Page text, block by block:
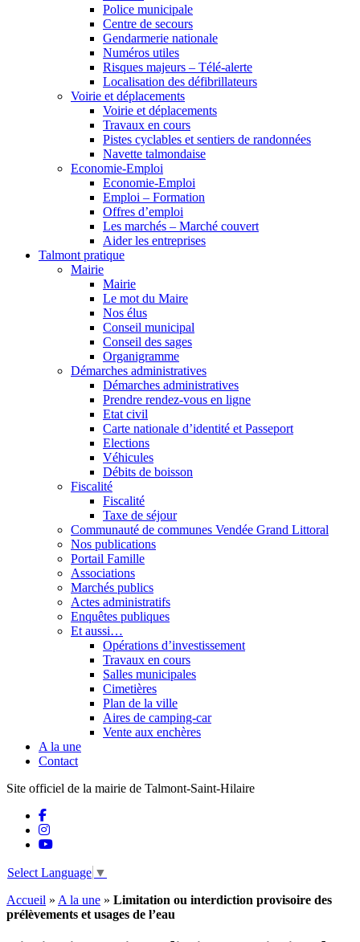
Police municipale
Centre de secours
Gendarmerie nationale
Numéros utiles
Risques majeurs – Télé-alerte
Localisation des défibrillateurs
Voirie et déplacements
Voirie et déplacements
Travaux en cours
Pistes cyclables et sentiers de randonnées
Navette talmondaise
Economie-Emploi
Economie-Emploi
Emploi – Formation
Offres d’emploi
Les marchés – Marché couvert
Aider les entreprises
Talmont pratique
Mairie
Mairie
Le mot du Maire
Nos élus
Conseil municipal
Conseil des sages
Organigramme
Démarches administratives
Démarches administratives
Prendre rendez-vous en ligne
Etat civil
Carte nationale d’identité et Passeport
Elections
Véhicules
Débits de boisson
Fiscalité
Fiscalité
Taxe de séjour
Communauté de communes Vendée Grand Littoral
Nos publications
Portail Famille
Associations
Marchés publics
Actes administratifs
Enquêtes publiques
Et aussi…
Opérations d’investissement
Travaux en cours
Salles municipales
Cimetières
Plan de la ville
Aires de camping-car
Vente aux enchères
A la une
Contact
Site officiel de la mairie de Talmont-Saint-Hilaire
Select Language ▼
Accueil » A la une » Limitation ou interdiction provisoire des
prélèvements et usages de l’eau